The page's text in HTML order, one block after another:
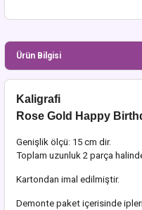
Ürün Bilgisi
Kaligrafi
Rose Gold Happy
Genişlik ölçü: 15 cm dir.
Toplam uzunluk 2 parça
Kartondan imal edilmiştir.
Demonte paket içerisinde